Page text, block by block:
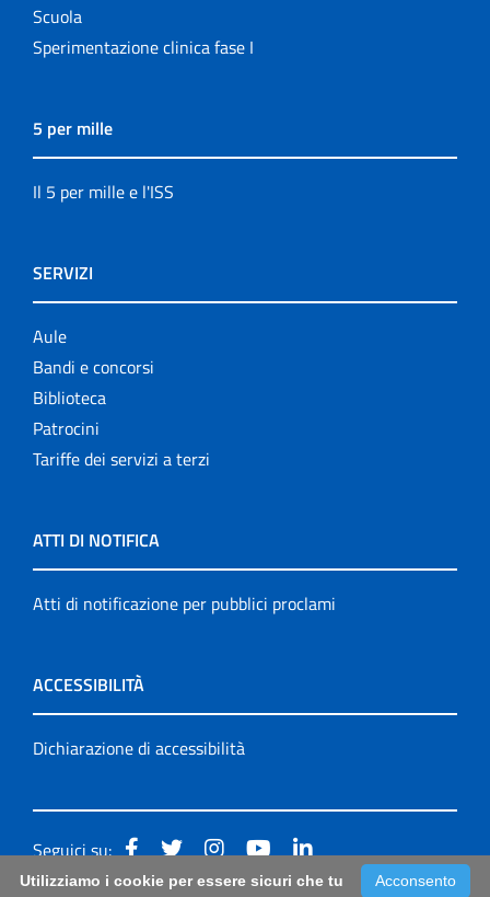
Scuola
Sperimentazione clinica fase I
5 per mille
Il 5 per mille e l'ISS
SERVIZI
Aule
Bandi e concorsi
Biblioteca
Patrocini
Tariffe dei servizi a terzi
ATTI DI NOTIFICA
Atti di notificazione per pubblici proclami
ACCESSIBILITÀ
Dichiarazione di accessibilità
Seguici su:
Acconsento
Utilizziamo i cookie per essere sicuri che tu